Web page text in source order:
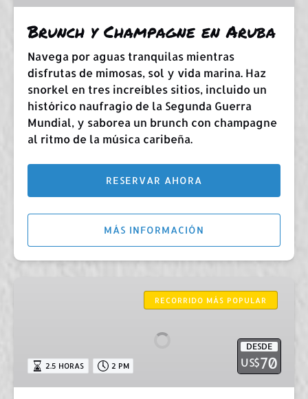
Brunch y Champagne en Aruba
Navega por aguas tranquilas mientras
disfrutas de mimosas, sol y vida marina. Haz
snorkel en tres increíbles sitios, incluido un
histórico naufragio de la Segunda Guerra
Mundial, y saborea un brunch con champagne
al ritmo de la música caribeña.
RESERVAR AHORA
MÁS INFORMACIÓN
RECORRIDO MÁS POPULAR
DESDE
US$70
2.5 HORAS 2 PM